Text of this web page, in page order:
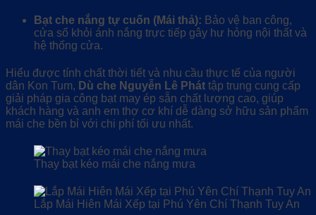
Bạt che nắng tự cuốn (Mái thả): Bảo vệ ban công,
cửa sổ khỏi ánh nắng trực tiếp gây hư hỏng nội thất và
hệ thống cửa.
Hiểu được tính chất thời tiết và nhu cầu thực tế của người
dân Kon Tum, Dù che Nguyễn Lê Phát tập trung cung cấp
giải pháp gia công bạt may ép sẵn chất lượng cao, giúp
khách hàng và anh em thợ cơ khí dễ dàng sở hữu sản phẩm
mái che bền bỉ với chi phí tối ưu nhất.
Thay bạt kéo mái che nắng mưa
Lắp Mái Hiên Mái Xếp tại Phú Yên Chí Thạnh Tuy An